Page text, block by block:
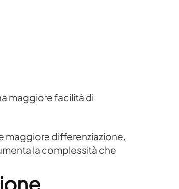
maggiore facilità di
maggiore differenziazione,
la complessità che